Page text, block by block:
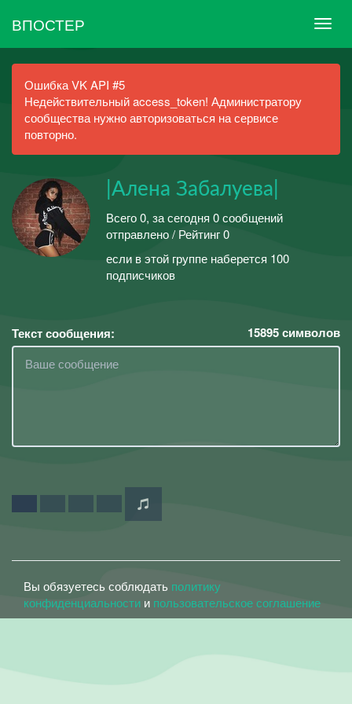
ВПОСТЕР
Ошибка VK API #5
Недействительный access_token! Администратору
сообщества нужно авторизоваться на сервисе
повторно.
|Алена Забалуева|
Всего 0, за сегодня 0 сообщений
отправлено / Рейтинг 0
если в этой группе наберется 100
подписчиков
Текст сообщения: 15895символов
Вы обязуетесь соблюдать политику
конфиденциальности и пользовательское соглашение